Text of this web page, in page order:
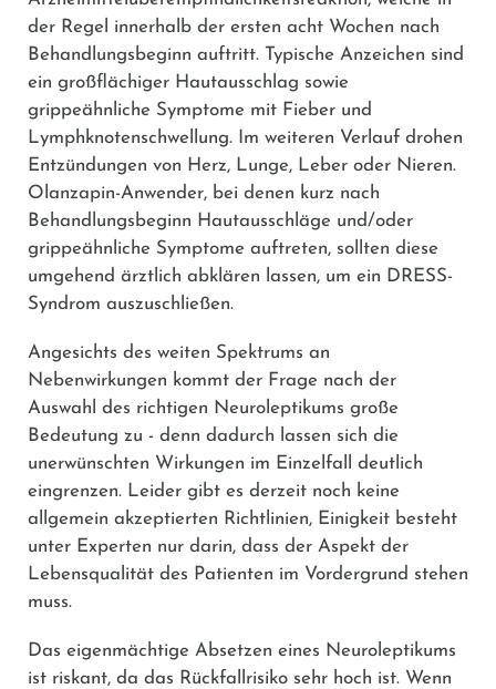
der Regel innerhalb der ersten acht Wochen nach
Behandlungsbeginn auftritt. Typische Anzeichen sind
ein großflächiger Hautausschlag sowie
grippeähnliche Symptome mit Fieber und
Lymphknotenschwellung. Im weiteren Verlauf drohen
Entzündungen von Herz, Lunge, Leber oder Nieren.
Olanzapin-Anwender, bei denen kurz nach
Behandlungsbeginn Hautausschläge und/oder
grippeähnliche Symptome auftreten, sollten diese
umgehend ärztlich abklären lassen, um ein DRESS-
Syndrom auszuschließen.
Angesichts des weiten Spektrums an
Nebenwirkungen kommt der Frage nach der
Auswahl des richtigen Neuroleptikums große
Bedeutung zu - denn dadurch lassen sich die
unerwünschten Wirkungen im Einzelfall deutlich
eingrenzen. Leider gibt es derzeit noch keine
allgemein akzeptierten Richtlinien, Einigkeit besteht
unter Experten nur darin, dass der Aspekt der
Lebensqualität des Patienten im Vordergrund stehen
muss.
Das eigenmächtige Absetzen eines Neuroleptikums
ist riskant, da das Rückfallrisiko sehr hoch ist. Wenn